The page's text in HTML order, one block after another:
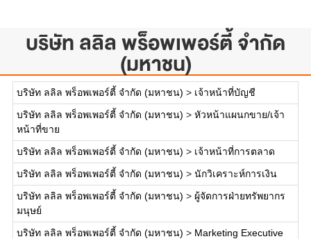
บริษัท ลลิล พร็อพเพอร์ตี้ จำกัด
(มหาชน)
บริษัท ลลิล พร็อพเพอร์ตี้ จำกัด (มหาชน) > เจ้าหน้าที่บัญชี
บริษัท ลลิล พร็อพเพอร์ตี้ จำกัด (มหาชน) > หัวหน้าแผนกขาย/เจ้า
หน้าที่ขาย
บริษัท ลลิล พร็อพเพอร์ตี้ จำกัด (มหาชน) > เจ้าหน้าที่การตลาด
บริษัท ลลิล พร็อพเพอร์ตี้ จำกัด (มหาชน) > นักวิเคราะห์การเงิน
บริษัท ลลิล พร็อพเพอร์ตี้ จำกัด (มหาชน) > ผู้จัดการฝ่ายทรัพยากร
มนุษย์
บริษัท ลลิล พร็อพเพอร์ตี้ จำกัด (มหาชน) > Marketing Executive